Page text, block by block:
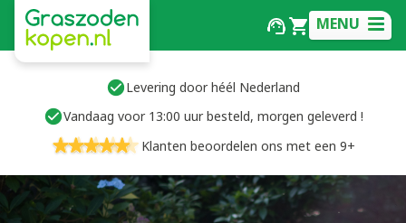
MENU
Levering door héél Nederland
Vandaag voor 13:00 uur besteld, morgen geleverd !
Klanten beoordelen ons met een 9+